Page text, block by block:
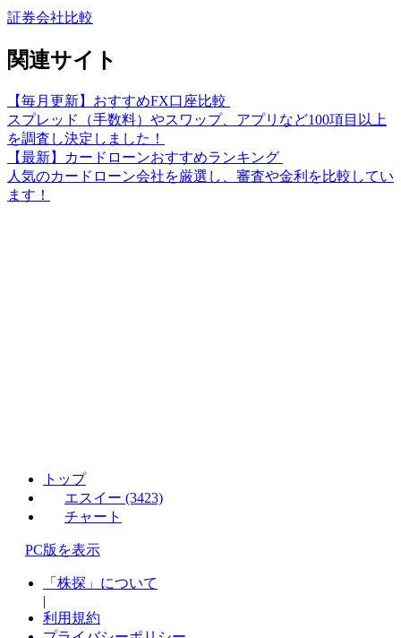
証券会社比較
関連サイト
【毎月更新】おすすめFX口座比較
スプレッド（手数料）やスワップ、アプリなど100項目以上
を調査し決定しました！
【最新】カードローンおすすめランキング
人気のカードローン会社を厳選し、審査や金利を比較してい
ます！
トップ
エスイー (3423)
チャート
PC版を表示
「株探」について
|
利用規約